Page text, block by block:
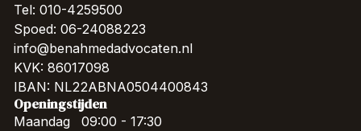
Tel: 010-4259500
Spoed: 06-24088223
info@benahmedadvocaten.nl
KVK: 86017098
IBAN: NL22ABNA0504400843
Openingstijden
Maandag
09:00 - 17:30